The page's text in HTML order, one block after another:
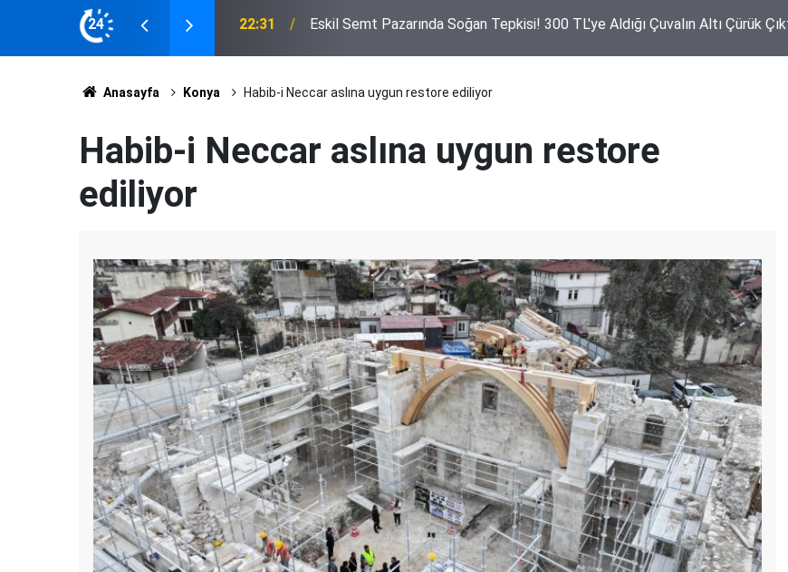
24
Çuvalın Altı Çürük Çıktı 20:20 Eskil'e Kazandırılan Yatırımlara Anlamlı Teşekkür! Muhtarlardan Latif Ağır'a
Anasayfa Konya Habib-i Neccar aslına uygun restore ediliyor
Habib-i Neccar aslına uygun restore
ediliyor